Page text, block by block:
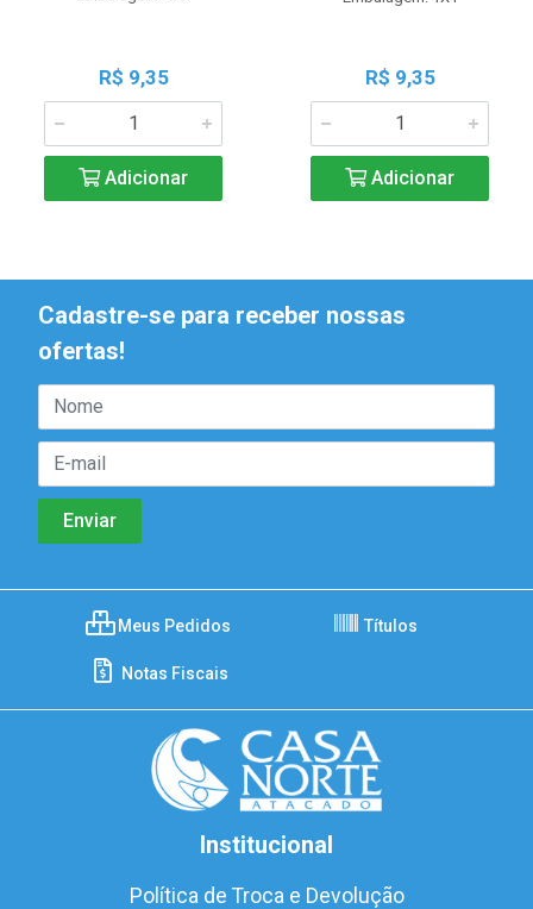
R$ 9,35
Adicionar
R$ 9,35
Adicionar
Cadastre-se para receber nossas
ofertas!
Meus Pedidos Títulos
Notas Fiscais
Institucional
Política de Troca e Devolução